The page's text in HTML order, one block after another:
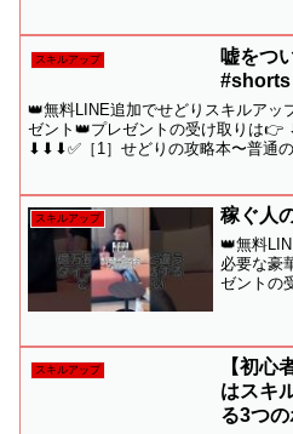
す！✔ パ
初心者・
スキルアップ
嘘をつ
#shorts
👑無料LINE追加でせどりスキルアッ
ゼント👑プレゼントの受け取りは
⬇︎⬇︎⬇︎✅［1］せどりの攻略本〜普通
スキルアップ 稼ぐ人
👑無料
必要な豪
ゼントの
達成した
スキルアップ
【初心
はスキ
る3つの